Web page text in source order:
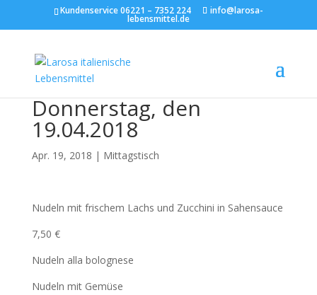
Kundenservice 06221 – 7352 224 info@larosa-
lebensmittel.de
Donnerstag, den
19.04.2018
Apr. 19, 2018 | Mittagstisch
Nudeln mit frischem Lachs und Zucchini in Sahensauce
7,50 €
Nudeln alla bolognese
Nudeln mit Gemüse